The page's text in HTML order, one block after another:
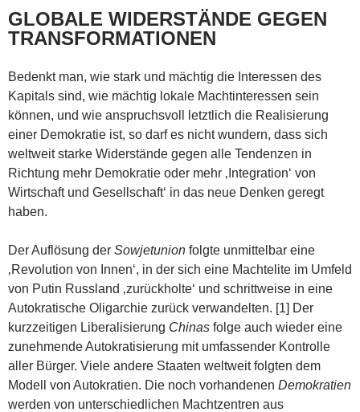
GLOBALE WIDERSTÄNDE GEGEN
TRANSFORMATIONEN
Bedenkt man, wie stark und mächtig die Interessen des
Kapitals sind, wie mächtig lokale Machtinteressen sein
können, und wie anspruchsvoll letztlich die Realisierung
einer Demokratie ist, so darf es nicht wundern, dass sich
weltweit starke Widerstände gegen alle Tendenzen in
Richtung mehr Demokratie oder mehr ‚Integration‘ von
Wirtschaft und Gesellschaft‘ in das neue Denken geregt
haben.
Der Auflösung der Sowjetunion folgte unmittelbar eine
‚Revolution von Innen‘, in der sich eine Machtelite im Umfeld
von Putin Russland ‚zurückholte‘ und schrittweise in eine
Autokratische Oligarchie zurück verwandelten. [1] Der
kurzzeitigen Liberalisierung Chinas folge auch wieder eine
zunehmende Autokratisierung mit umfassender Kontrolle
aller Bürger. Viele andere Staaten weltweit folgten dem
Modell von Autokratien. Die noch vorhandenen Demokratien
werden von unterschiedlichen Machtzentren aus